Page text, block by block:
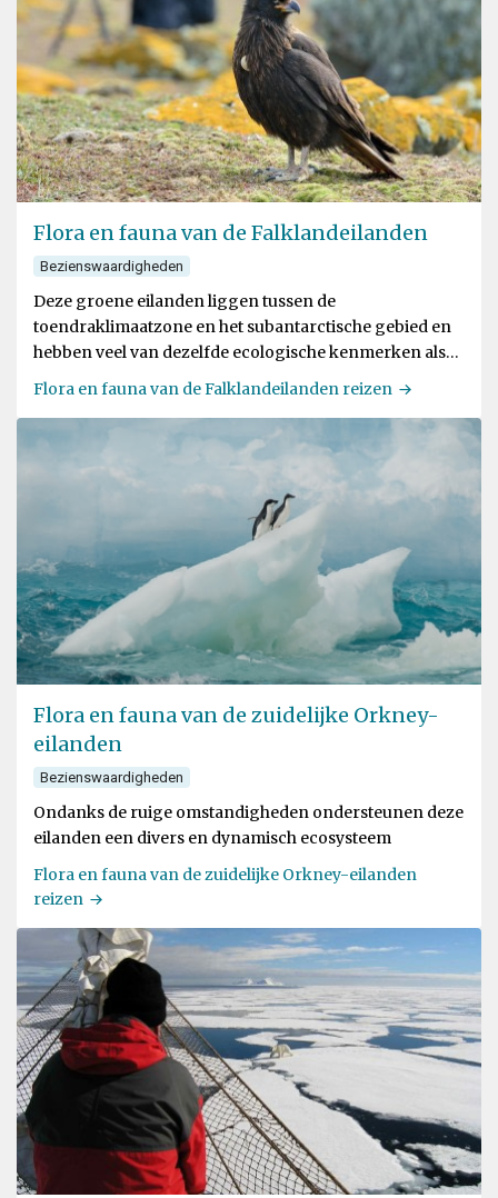
Flora en fauna van de Falklandeilanden
Bezienswaardigheden
Deze groene eilanden liggen tussen de
toendraklimaatzone en het subantarctische gebied en
hebben veel van dezelfde ecologische kenmerken als
Patagonië
Flora en fauna van de Falklandeilanden reizen
Flora en fauna van de zuidelijke Orkney-
eilanden
Bezienswaardigheden
Ondanks de ruige omstandigheden ondersteunen deze
eilanden een divers en dynamisch ecosysteem
Flora en fauna van de zuidelijke Orkney-eilanden
reizen